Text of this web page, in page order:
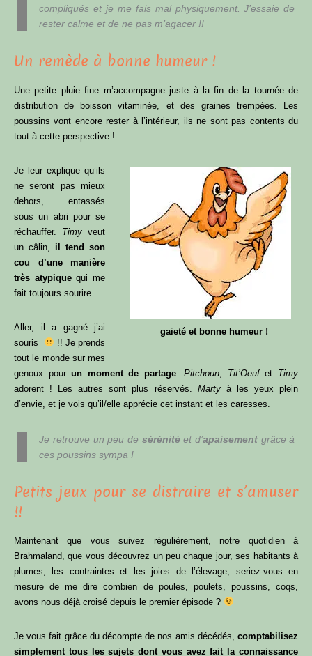
compliqués et je me fais mal physiquement. J’essaie de
rester calme et de ne pas m’agacer !!
Un remède à bonne humeur !
Une petite pluie fine m’accompagne juste à la fin de la tournée de
distribution de boisson vitaminée, et des graines trempées. Les
poussins vont encore rester à l’intérieur, ils ne sont pas contents du
tout à cette perspective !
gaieté et bonne humeur !
Je leur explique qu’ils
ne seront pas mieux
dehors, entassés
sous un abri pour se
réchauffer. Timy veut
un câlin, il tend son
cou d’une manière
très atypiquequi me
fait toujours sourire…
Aller, il a gagné j’ai
souris
!! Je prends
tout le monde sur mes
genoux pourun moment de partage.Pitchoun Tit’Oeufet Timy
adorent ! Les autres sont plus réservés. Martyà les yeux plein
d’envie, et je vois qu’il/elle apprécie cet instant et les caresses.
Je retrouve un peu de sérénitéet d’apaisementgrâce à
ces poussins sympa !
Petits jeux pour se distraire et s’amuser
!!
Maintenant que vous suivez régulièrement, notre quotidien à
Brahmaland, que vous découvrez un peu chaque jour, ses habitants à
plumes, les contraintes et les joies de l’élevage, seriez-vous en
mesure de me dire combien de poules, poulets, poussins, coqs,
avons nous déjà croisé depuis le premier épisode ?
Je vous fait grâce du décompte de nos amis décédés, comptabilisez
simplement tous les sujets dont vous avez fait la connaissance